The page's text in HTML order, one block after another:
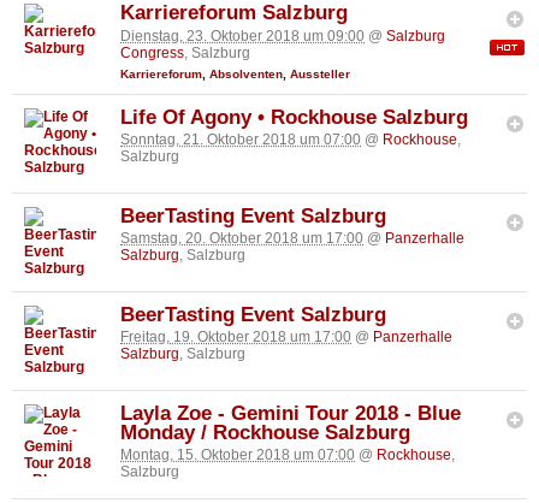
Karriereforum Salzburg
Dienstag, 23. Oktober 2018 um 09:00 @ Salzburg
Congress , Salzburg
Karriereforum Absolventen Aussteller
Life Of Agony • Rockhouse Salzburg
Sonntag, 21. Oktober 2018 um 07:00 @ Rockhouse,
Salzburg
BeerTasting Event Salzburg
Samstag, 20. Oktober 2018 um 17:00 @ Panzerhalle
Salzburg, Salzburg
BeerTasting Event Salzburg
Freitag, 19. Oktober 2018 um 17:00 @ Panzerhalle
Salzburg, Salzburg
Layla Zoe - Gemini Tour 2018 - Blue
Monday / Rockhouse Salzburg
Montag, 15. Oktober 2018 um 07:00 @ Rockhouse,
Salzburg